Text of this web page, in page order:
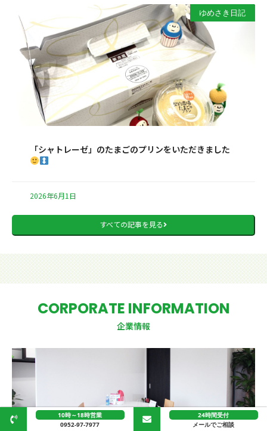
ゆめさき日記
「シャトレーゼ」のたまごのプリンをいただきました
2026年6月1日
すべての記事を見る
CORPORATE INFORMATION
企業情報
10時～18時営業
0952-97-7977
24時間受付
メールでご相談